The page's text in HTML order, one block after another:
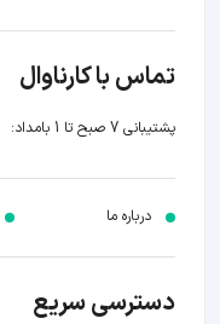
تماس با کارناوال
پشتیبانی 7 صبح تا 1 بامداد:
درباره ما
دسترسی سریع